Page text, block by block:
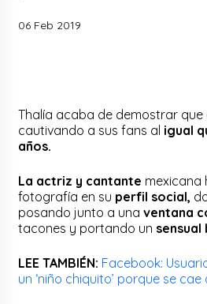
06 Feb 2019
Thalía acaba de demostrar
cautivando a sus fans al igual
años.
La actriz y cantante mexicana
fotografía en su perfil social,
posando junto a unaventana
tacones y portando un sensual
LEE TAMBIÉN: Facebook:
un ‘niño chiquito’ porque se